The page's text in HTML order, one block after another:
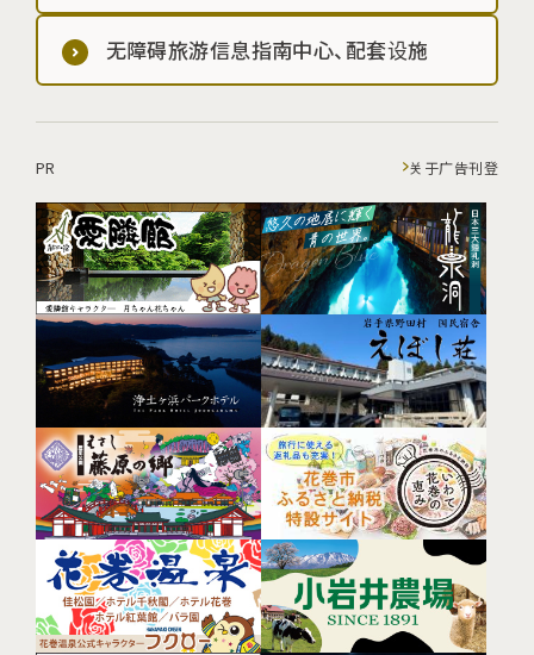
无障碍旅游信息指南中心、配套设施
PR 关于广告刊登